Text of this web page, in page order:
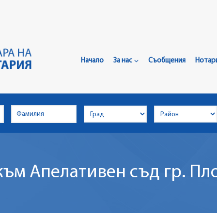
Меню
Начало За нас Съобщения
Апелативен съд гр.